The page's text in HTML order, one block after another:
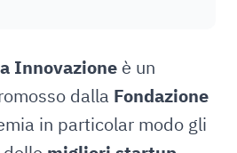
Innovazione è un
dalla Fondazione
in particolar modo gli